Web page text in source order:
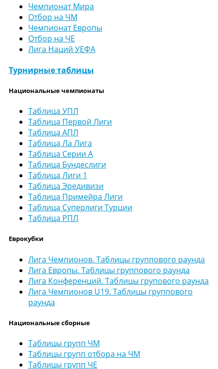
Чемпионат Мира
Отбор на ЧМ
Чемпионат Европы
Отбор на ЧЕ
Лига Наций УЕФА
Турнирные таблицы
Национальные чемпионаты
Таблица УПЛ
Таблица Первой Лиги
Таблица АПЛ
Таблица Ла Лига
Таблица Серии А
Таблица Бундеслиги
Таблица Лиги 1
Таблица Эредивизи
Таблица Примейра Лиги
Таблица Суперлиги Турции
Таблица РПЛ
Еврокубки
Лига Чемпионов. Таблицы группового раунда
Лига Европы. Таблицы группового раунда
Лига Конференций. Таблицы групового раунда
Лига Чемпионов U19. Таблицы группового
раунда
Национальные сборные
Таблицы групп ЧМ
Таблицы групп отбора на ЧМ
Таблицы групп ЧЕ